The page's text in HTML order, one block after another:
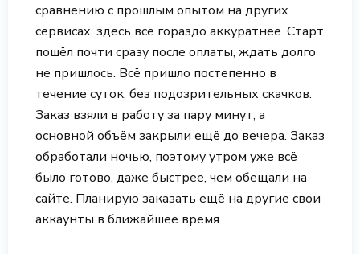
сравнению с прошлым опытом на других
сервисах, здесь всё гораздо аккуратнее. Старт
пошёл почти сразу после оплаты, ждать долго
не пришлось. Всё пришло постепенно в
течение суток, без подозрительных скачков.
Заказ взяли в работу за пару минут, а
основной объём закрыли ещё до вечера. Заказ
обработали ночью, поэтому утром уже всё
было готово, даже быстрее, чем обещали на
сайте. Планирую заказать ещё на другие свои
аккаунты в ближайшее время.